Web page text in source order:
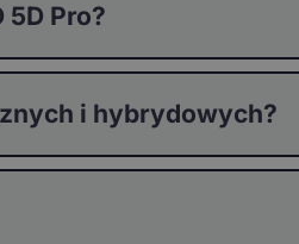
5D Pro?
i hybrydowych?